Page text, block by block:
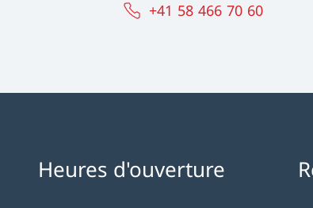
+41 58 466 70 60
Heures d'ouverture